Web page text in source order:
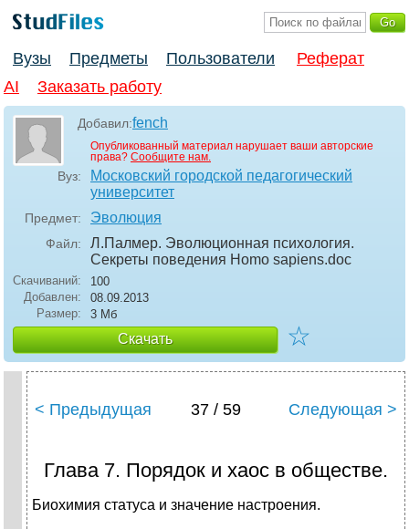
Вузы Предметы Пользователи
Реферат
AI
Заказать работу
Добавил:fench
Опубликованный материал нарушает ваши авторские
права? Сообщите нам.
Вуз:
Московский городской педагогический
университет
Предмет: Эволюция
Файл:
Л.Палмер. Эволюционная психология.
Секреты поведения Homo sapiens.doc
Скачиваний:
100
Добавлен:
08.09.2013
Размер:
3 Мб
Скачать ☆
< Предыдущая 37 / 59 Следующая >
Глава 7. Порядок и хаос в обществе.
Биохимия статуса и значение настроения.